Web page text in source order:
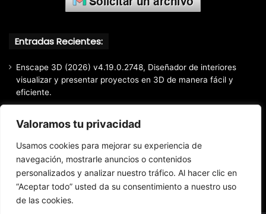
Valoramos tu privacidad
Usamos cookies para mejorar su experiencia de
navegación, mostrarle anuncios o contenidos
personalizados y analizar nuestro tráfico. Al hacer clic en
“Aceptar todo” usted da su consentimiento a nuestro uso
de las cookies.
Entradas Recientes:
Enscape 3D (2026) v4.19.0.2748, Diseñador de interiores
visualizar y presentar proyectos en 3D de manera fácil y
eficiente.
EaseUS Partition Master Professional All Edition (2026)
v20.5.0 Build 202608010610, Crear y modificar particiones
fácil y rápido
EaseUS Todo Backup Home 2025 v16.3.1, Respaldo y
recuperación de archivos confiable